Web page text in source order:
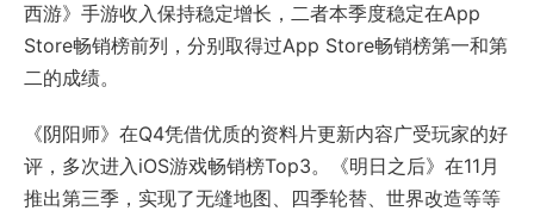
西游》手游收入保持稳定增长，二者本季度稳定在App
Store畅销榜前列，分别取得过App Store畅销榜第一和第
二的成绩。
《阴阳师》在Q4凭借优质的资料片更新内容广受玩家的好
评，多次进入iOS游戏畅销榜Top3。《明日之后》在11月
推出第三季，实现了无缝地图、四季轮替、世界改造等等